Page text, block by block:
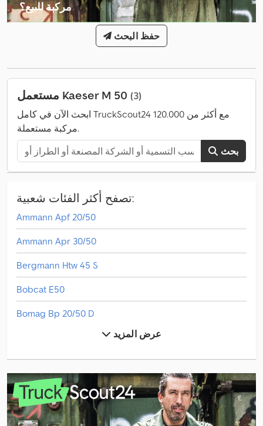
مركبة للبيع؟
إنشاء إعلان
حفظ البحث
مستعمل Kaeser M 50 (3)
ابحث الآن في كامل TruckScout24 مع أكثر من 120.000
مركبة مستعملة.
بحث
تصفح أكثر الفئات شعبية:
Ammann Apf 20/50
Ammann Apr 30/50
Bergmann Htw 45 S
Bobcat E50
Bomag Bp 20/50 D
Dieci Pegasus 50.25
Grimme Ks 75-4
Hitachi Zx33U-6
عرض المزيد